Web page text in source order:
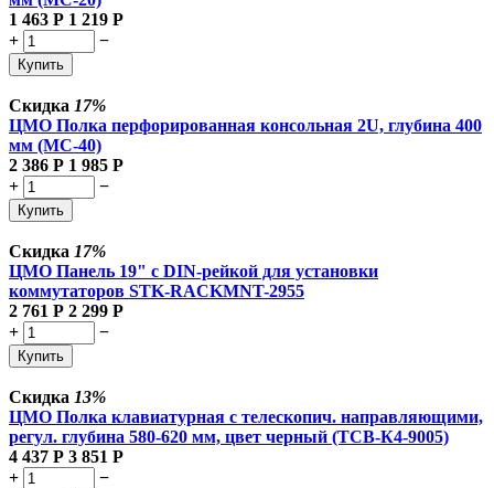
1 463 Р 1 219 Р
+
−
Купить
Скидка 17%
ЦМО Полка перфорированная консольная 2U, глубина 400
мм (МС-40)
2 386 Р 1 985 Р
+
−
Купить
Скидка 17%
ЦМО Панель 19" с DIN-рейкой для установки
коммутаторов STK-RACKMNT-2955
2 761 Р 2 299 Р
+
−
Купить
Скидка 13%
ЦМО Полка клавиатурная с телескопич. направляющими,
регул. глубина 580-620 мм, цвет черный (ТСВ-К4-9005)
4 437 Р 3 851 Р
+
−